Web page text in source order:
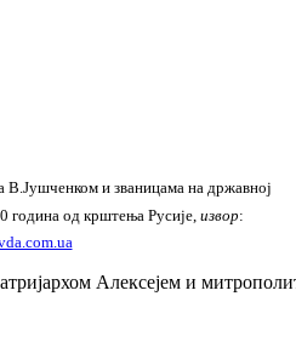
В.Јушченком и званицама на државној
година од крштења Русије, извор: